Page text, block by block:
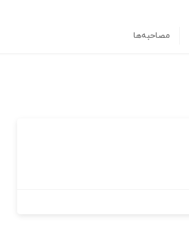
مصاحبه‌ها